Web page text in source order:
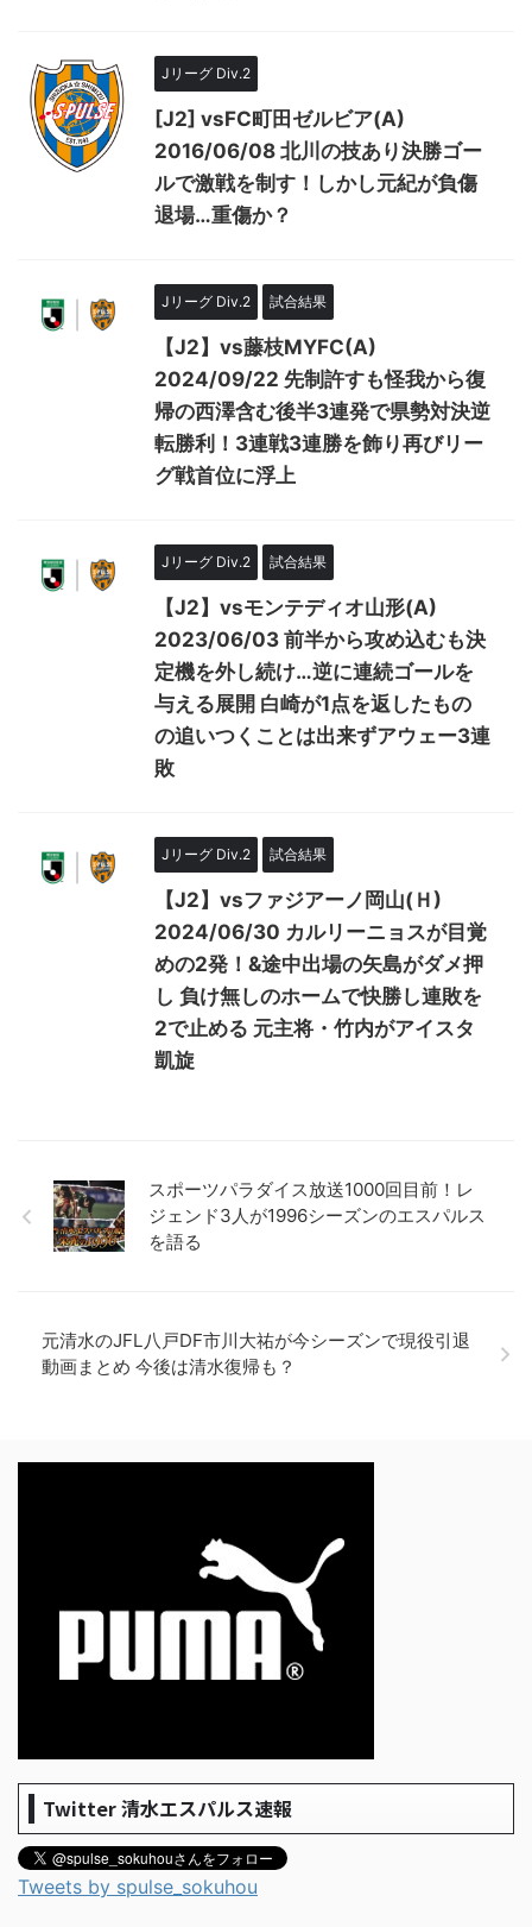
Jリーグ Div.2
[J2] vsFC町田ゼルビア(A)
2016/06/08 北川の技あり決勝ゴー
ルで激戦を制す！しかし元紀が負傷
退場…重傷か？
Jリーグ Div.2 試合結果
【J2】vs藤枝MYFC(A)
2024/09/22 先制許すも怪我から復
帰の西澤含む後半3連発で県勢対決逆
転勝利！3連戦3連勝を飾り再びリー
グ戦首位に浮上
Jリーグ Div.2 試合結果
【J2】vsモンテディオ山形(A)
2023/06/03 前半から攻め込むも決
定機を外し続け…逆に連続ゴールを
与える展開 白崎が1点を返したもの
の追いつくことは出来ずアウェー3連
敗
Jリーグ Div.2 試合結果
【J2】vsファジアーノ岡山(Ｈ)
2024/06/30 カルリーニョスが目覚
めの2発！&途中出場の矢島がダメ押
し 負け無しのホームで快勝し連敗を
2で止める 元主将・竹内がアイスタ
凱旋
スポーツパラダイス放送1000回目前！レ
ジェンド3人が1996シーズンのエスパルス
を語る
元清水のJFL八戸DF市川大祐が今シーズンで現役引退
動画まとめ 今後は清水復帰も？
Twitter 清水エスパルス速報
Tweets by spulse_sokuhou